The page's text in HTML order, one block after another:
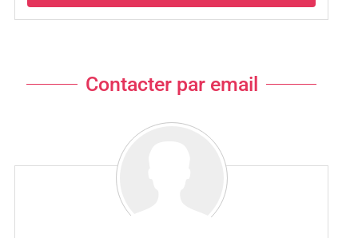
Contacter par email